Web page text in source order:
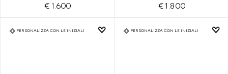
€ 1.600 € 1.800
PERSONALIZZA CON LE INIZIALI PERSONALIZZA CON LE INIZIALI